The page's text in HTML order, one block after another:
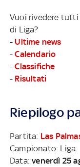
Vuoi rivedere tutti
di Liga?
- Ultime news
-Calendario
-Classifiche
- Risultati
Riepilogo
Partita: Las
Campionato: Liga
Data:venerdì 25